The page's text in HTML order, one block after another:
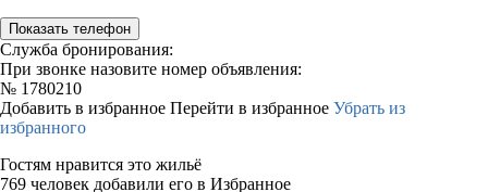
Показать телефон
Служба бронирования:
При звонке назовите номер объявления:
№ 1780210
Добавить в избранное Перейти в избранное Убрать из
избранного
Гостям нравится это жильё
769 человек добавили его в Избранное